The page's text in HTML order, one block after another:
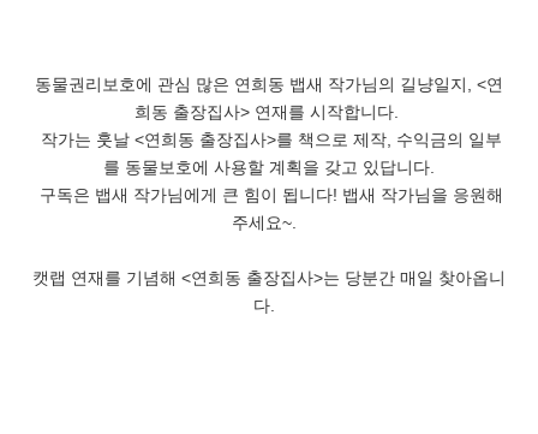
동물권리보호에 관심 많은 연희동 뱁새 작가님의 길냥일지, <연
희동 출장집사> 연재를 시작합니다.
작가는 훗날 <연희동 출장집사>를 책으로 제작, 수익금의 일부
를 동물보호에 사용할 계획을 갖고 있답니다.
구독은 뱁새 작가님에게 큰 힘이 됩니다! 뱁새 작가님을 응원해
주세요~.
캣랩 연재를 기념해 <연희동 출장집사>는 당분간 매일 찾아옵니
다.